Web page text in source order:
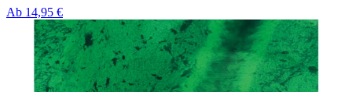
Ab 14,95 €